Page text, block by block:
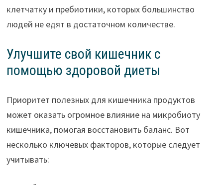
клетчатку и пребиотики, которых большинство
людей не едят в достаточном количестве.
Улучшите свой кишечник с
помощью здоровой диеты
Приоритет полезных для кишечника продуктов
может оказать огромное влияние на микробиоту
кишечника, помогая восстановить баланс. Вот
несколько ключевых факторов, которые следует
учитывать: